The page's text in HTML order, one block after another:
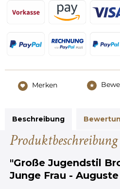
Merken
Beschreibung
Produktbeschreibung
"Große Jugendstil
Junge Frau -